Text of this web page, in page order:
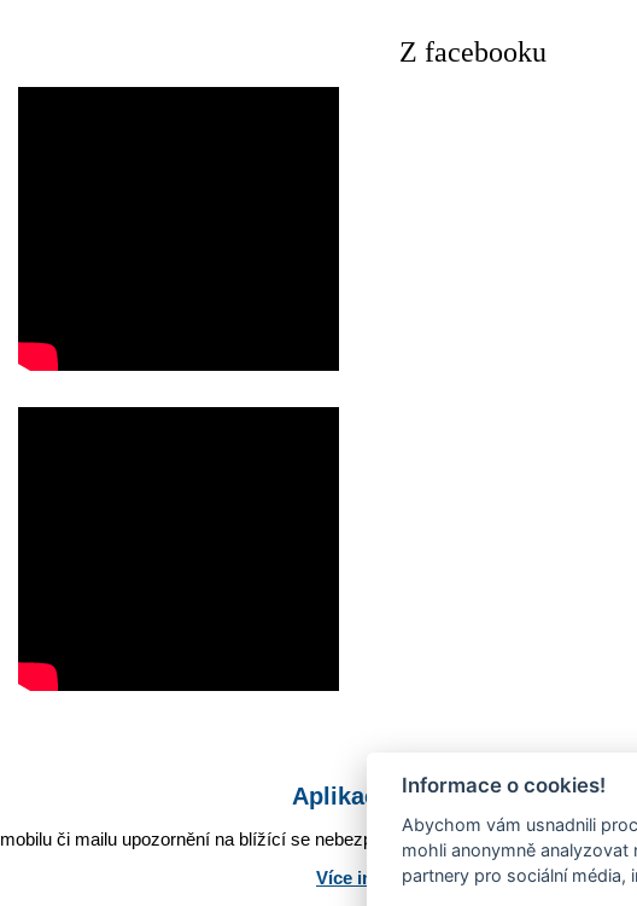
Z facebooku
Aplikace Mobilní rozhlas
či mailu upozornění na blížící se nebezpečí, odstávky, poruchy a
Více informací o aplikaci
Informace o cookies!
Abychom vám usnadnili
mohli anonymně
partnery pro sociální média,